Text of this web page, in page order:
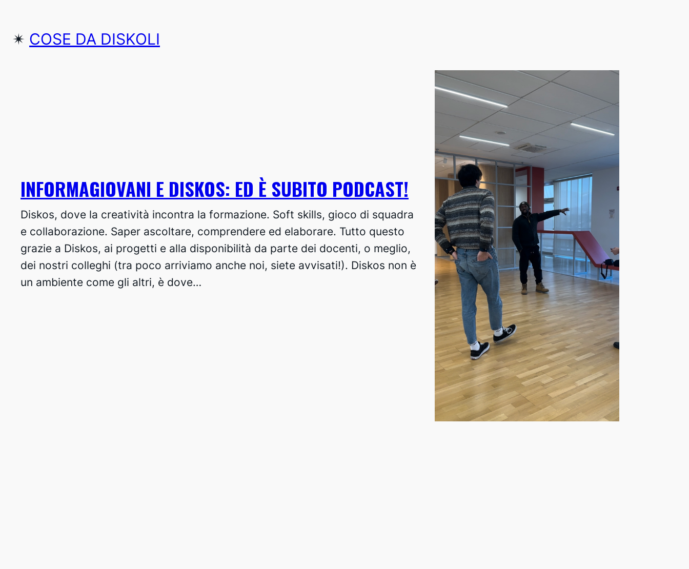
✴︎ COSE DA DISKOLI
INFORMAGIOVANI E DISKOS: ED È SUBITO PODCAST!
Diskos, dove la creatività incontra la formazione. Soft skills, gioco di squadra
e collaborazione. Saper ascoltare, comprendere ed elaborare. Tutto questo
grazie a Diskos, ai progetti e alla disponibilità da parte dei docenti, o meglio,
dei nostri colleghi (tra poco arriviamo anche noi, siete avvisati!). Diskos non è
un ambiente come gli altri, è dove…